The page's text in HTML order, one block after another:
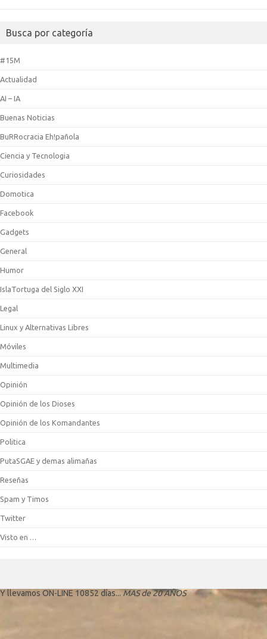
Busca por categoría
#15M
Actualidad
AI – IA
Buenas Noticias
BuRRocracia Eh!pañola
Ciencia y Tecnologia
Curiosidades
Domotica
Facebook
Gadgets
General
Humor
IslaTortuga del Siglo XXI
Legal
Linux y Alternativas Libres
Móviles
Multimedia
Opinión
Opinión de los Dioses
Opinión de los Komandantes
Politica
PutaSGAE y demas alimañas
Reseñas
Spam y Timos
Twitter
Visto en …
Y llevamos ON-LINE 10852 días...MAS de 20 AÑOS